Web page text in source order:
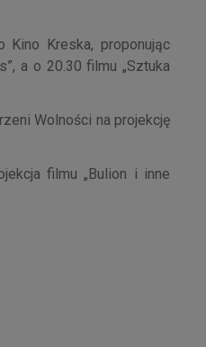
Kreska, proponując
a o 20.30 filmu „Sztuka
Wolności na projekcję
filmu „Bulion i inne